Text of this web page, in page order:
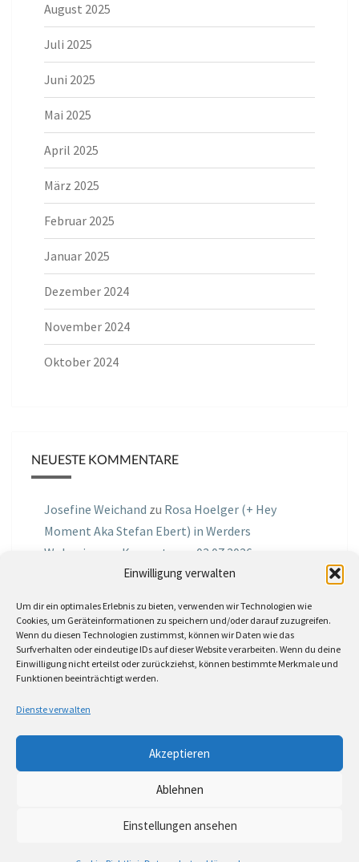
Einwilligung verwalten
Um dir ein optimales Erlebnis zu bieten, verwenden wir Technologien wie
Cookies, um Geräteinformationen zu speichern und/oder darauf zuzugreifen.
Wenn du diesen Technologien zustimmst, können wir Daten wie das
Surfverhalten oder eindeutige IDs auf dieser Website verarbeiten. Wenn du deine
Einwilligung nicht erteilst oder zurückziehst, können bestimmte Merkmale und
Funktionen beeinträchtigt werden.
Dienste verwalten
Akzeptieren
Ablehnen
Einstellungen ansehen
August 2025
Juli 2025
Juni 2025
Mai 2025
April 2025
März 2025
Februar 2025
Januar 2025
Dezember 2024
November 2024
Oktober 2024
NEUESTE KOMMENTARE
Josefine Weichand zu Rosa Hoelger (+ Hey
Moment Aka Stefan Ebert) in Werders
Wohnzimmer Konzerte am 03.07.2026
Podcast Nr.01 vom 08.09.2025 mit Joe Astray
MIRI IN THE GREENzuMiri in the Green in der
Hemingway Lounge, am 30.05.2026
MollezuInterview mit dem Vinylexpress zum
8ten Vinylflohmarkt am 16.05.2026